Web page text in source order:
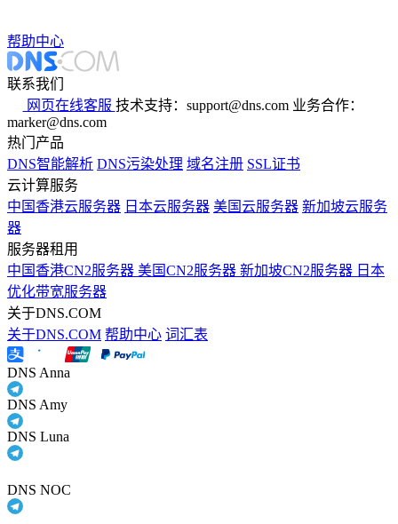
帮助中心
联系我们
网页在线客服 技术支持：support@dns.com 业务合作：
marker@dns.com
热门产品
DNS智能解析 DNS污染处理 域名注册 SSL证书
云计算服务
中国香港云服务器 日本云服务器 美国云服务器 新加坡云服务
器
服务器租用
中国香港CN2服务器 美国CN2服务器 新加坡CN2服务器 日本
优化带宽服务器
关于DNS.COM
关于DNS.COM 帮助中心 词汇表
DNS Anna
DNS Amy
DNS Luna
DNS NOC